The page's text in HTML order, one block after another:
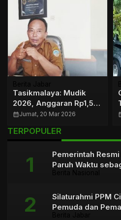
Tasikmalaya: Mudik
2026, Anggaran Rp1,5
Miliar Digelontorkan
calendar_monthJumat, 20 Mar 2026
TERPOPULER
Pemerintah
Paruh Waktu
Silaturahmi PPM
Pemuda dan